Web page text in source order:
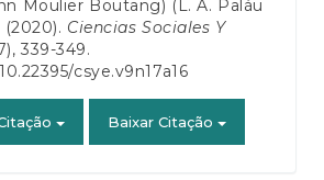
Moulier Boutang) (L. A. Paláu
(2020). Ciencias Sociales Y
339-349.
csye.v9n17a16
Baixar Citação